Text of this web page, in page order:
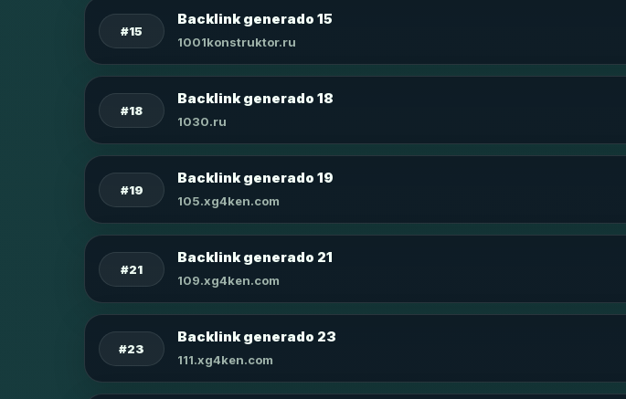
#15
Backlink generado 15
1001konstruktor.ru
#18
Backlink generado 18
1030.ru
#19
Backlink generado 19
105.xg4ken.com
#21
Backlink generado 21
109.xg4ken.com
#23
Backlink generado 23
111.xg4ken.com